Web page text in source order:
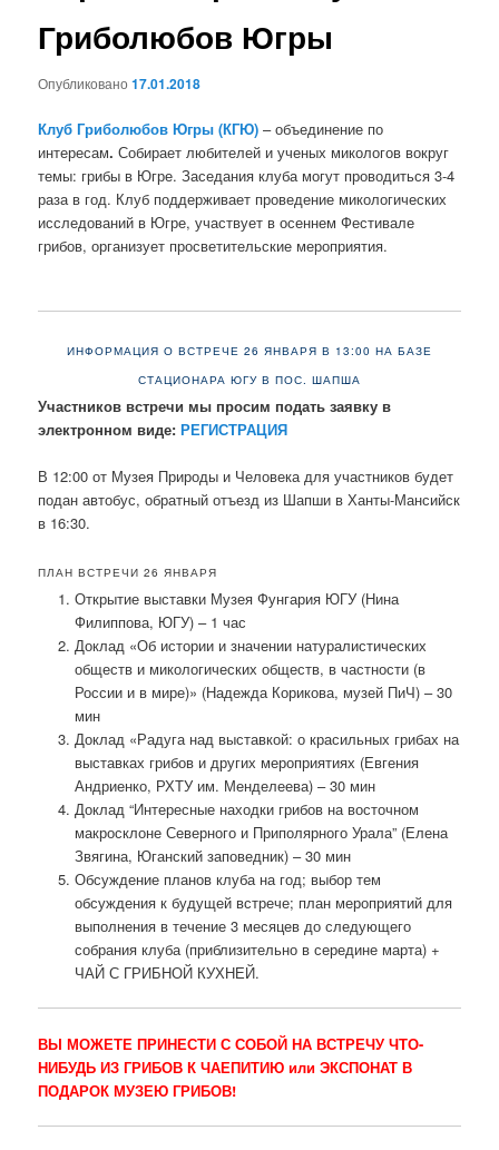
Гриболюбов Югры
Опубликовано17.01.2018
Клуб Гриболюбов Югры (КГЮ) – объединение по
интересам. Собирает любителей и ученых микологов вокруг
темы: грибы в Югре. Заседания клуба могут проводиться 3-4
раза в год. Клуб поддерживает проведение микологических
исследований в Югре, участвует в осеннем Фестивале
грибов, организует просветительские мероприятия.
ИНФОРМАЦИЯ О ВСТРЕЧЕ 26 ЯНВАРЯ В 13:00 НА БАЗЕ
СТАЦИОНАРА ЮГУ В ПОС. ШАПША
Участников встречи мы просим подать заявку в
электронном виде:РЕГИСТРАЦИЯ
В 12:00 от Музея Природы и Человека для участников будет
подан автобус, обратный отъезд из Шапши в Ханты-Мансийск
в 16:30.
ПЛАН ВСТРЕЧИ 26 ЯНВАРЯ
Открытие выставки Музея Фунгария ЮГУ (Нина
Филиппова, ЮГУ) – 1 час
Доклад «Об истории и значении натуралистических
обществ и микологических обществ, в частности (в
России и в мире)» (Надежда Корикова, музей ПиЧ) – 30
мин
Доклад «Радуга над выставкой: о красильных грибах на
выставках грибов и других мероприятиях (Евгения
Андриенко, РХТУ им. Менделеева) – 30 мин
Доклад “Интересные находки грибов на восточном
макросклоне Северного и Приполярного Урала” (Елена
Звягина, Юганский заповедник) – 30 мин
Обсуждение планов клуба на год; выбор тем
обсуждения к будущей встрече; план мероприятий для
выполнения в течение 3 месяцев до следующего
собрания клуба (приблизительно в середине марта) +
ЧАЙ С ГРИБНОЙ КУХНЕЙ.
ВЫ МОЖЕТЕ ПРИНЕСТИ С СОБОЙ НА ВСТРЕЧУ ЧТО-
НИБУДЬ ИЗ ГРИБОВ К ЧАЕПИТИЮ или ЭКСПОНАТ В
ПОДАРОК МУЗЕЮ ГРИБОВ!